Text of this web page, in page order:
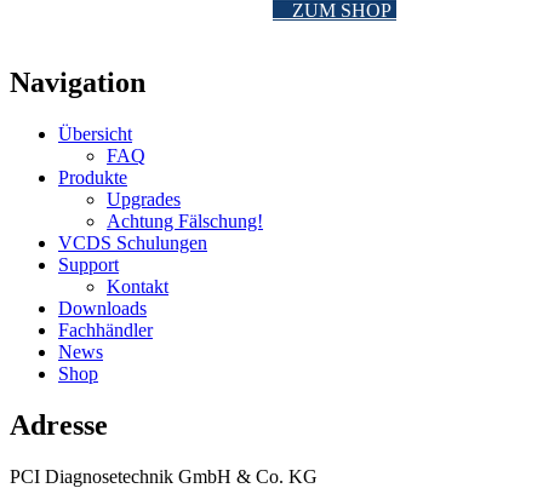
ZUM SHOP
Navigation
Übersicht
FAQ
Produkte
Upgrades
Achtung Fälschung!
VCDS Schulungen
Support
Kontakt
Downloads
Fachhändler
News
Shop
Adresse
PCI Diagnosetechnik GmbH & Co. KG